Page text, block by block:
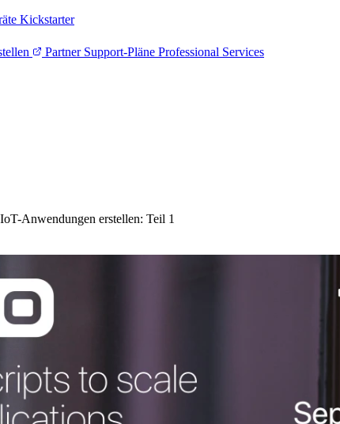
Kickstarter
Partner Support-Pläne Professional Services
Anwendungen erstellen: Teil 1